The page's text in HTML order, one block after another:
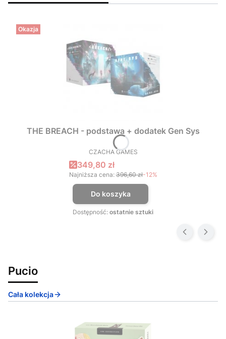
Okazja
THE BREACH - podstawa + dodatek Gen Sys
PRODUCENT
CZACHA GAMES
Cena promocyjna
349,80 zł
Najniższa cena: 396,60 zł-12%
Do koszyka
Dostępność: ostatnie sztuki
Pucio
Cała kolekcja